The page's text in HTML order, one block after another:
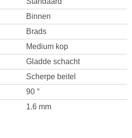
Binnen
Brads
Medium kop
Gladde schacht
Scherpe beitel
90 °
1.6 mm